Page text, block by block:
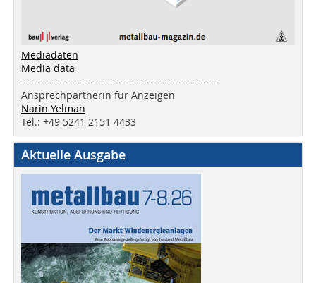
Mediadaten
Media data
--------------------------------------------------------
Ansprechpartnerin für Anzeigen
Narin Yelman
Tel.: +49 5241 2151 4433
Aktuelle Ausgabe